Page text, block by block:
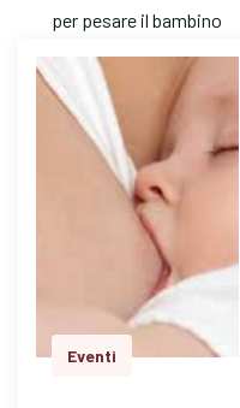
per pesare il bambino
e avere risposte a
dom…
Eventi